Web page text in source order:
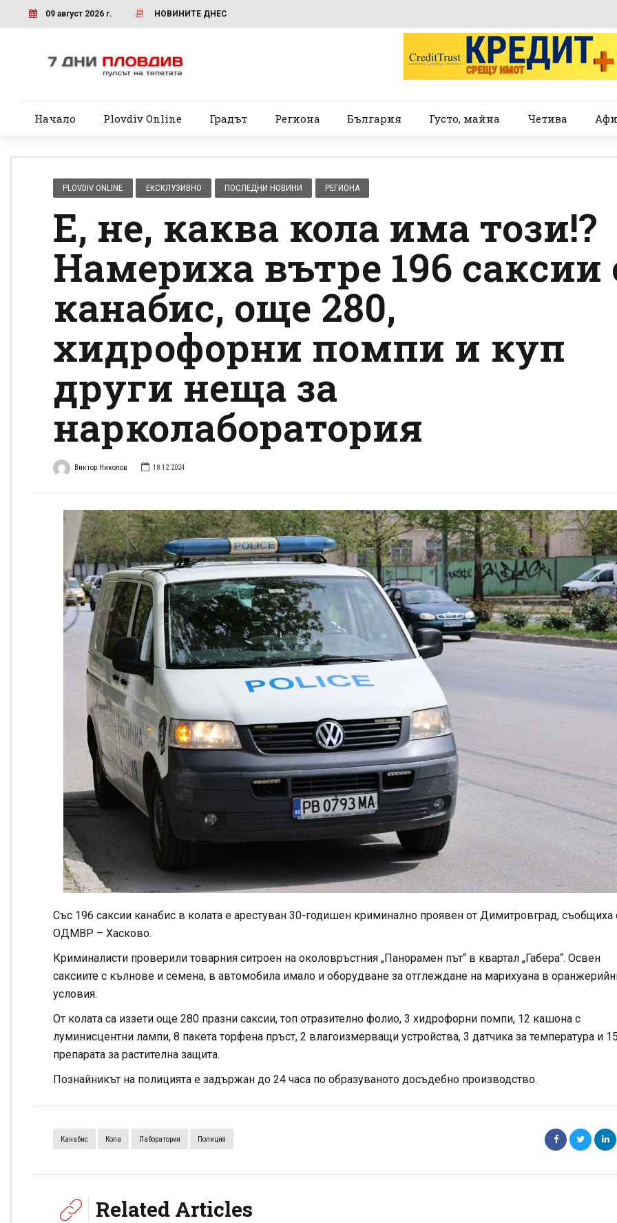
09 август 2026 г. НОВИНИТЕ ДНЕС
Начало Plovdiv Online Градът Региона България Густо, майна Четива
PLOVDIV ONLINE ЕКСКЛУЗИВНО ПОСЛЕДНИ НОВИНИ РЕГИОНА
Е, не, каква кола има този!?
Намериха вътре 196 саксии
канабис, още 280,
хидрофорни помпи и куп
други неща за
нарколаборатория
Виктор Николов 18.12.2024
Със 196 саксии канабис в колата е арестуван 30-годишен криминално проявен от Димитровград, съобщиха
ОДМВР – Хасково.
Криминалисти проверили товарния ситроен на околовръстния „Панорамен път“ в квартал „Габера“. Освен
саксиите с кълнове и семена, в автомобила имало и оборудване за отглеждане на марихуана в
условия.
От колата са иззети още 280 празни саксии, топ отразително фолио, 3 хидрофорни помпи, 12 кашона с
луминисцентни лампи, 8 пакета торфена пръст, 2 влагоизмерващи устройства, 3 датчика за температура и
препарата за растителна защита.
Познайникът на полицията е задържан до 24 часа по образуваното досъдебно производство.
Канабис Кола Лаборатория Полиция
Related Articles